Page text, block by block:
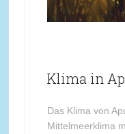
Klima in
Das Klima von
Mittelmeerklima